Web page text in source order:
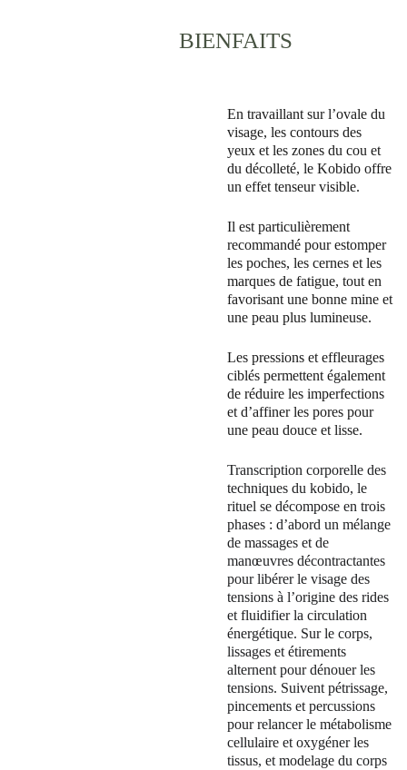
BIENFAITS
En travaillant sur l’ovale du
visage, les contours des
yeux et les zones du cou et
du décolleté, le Kobido offre
un effet tenseur visible.
Il est particulièrement
recommandé pour estomper
les poches, les cernes et les
marques de fatigue, tout en
favorisant une bonne mine et
une peau plus lumineuse.
Les pressions et effleurages
ciblés permettent également
de réduire les imperfections
et d’affiner les pores pour
une peau douce et lisse.
Transcription corporelle des
techniques du kobido, le
rituel se décompose en trois
phases : d’abord un mélange
de massages et de
manœuvres décontractantes
pour libérer le visage des
tensions à l’origine des rides
et fluidifier la circulation
énergétique. Sur le corps,
lissages et étirements
alternent pour dénouer les
tensions. Suivent pétrissage,
pincements et percussions
pour relancer le métabolisme
cellulaire et oxygéner les
tissus, et modelage du corps